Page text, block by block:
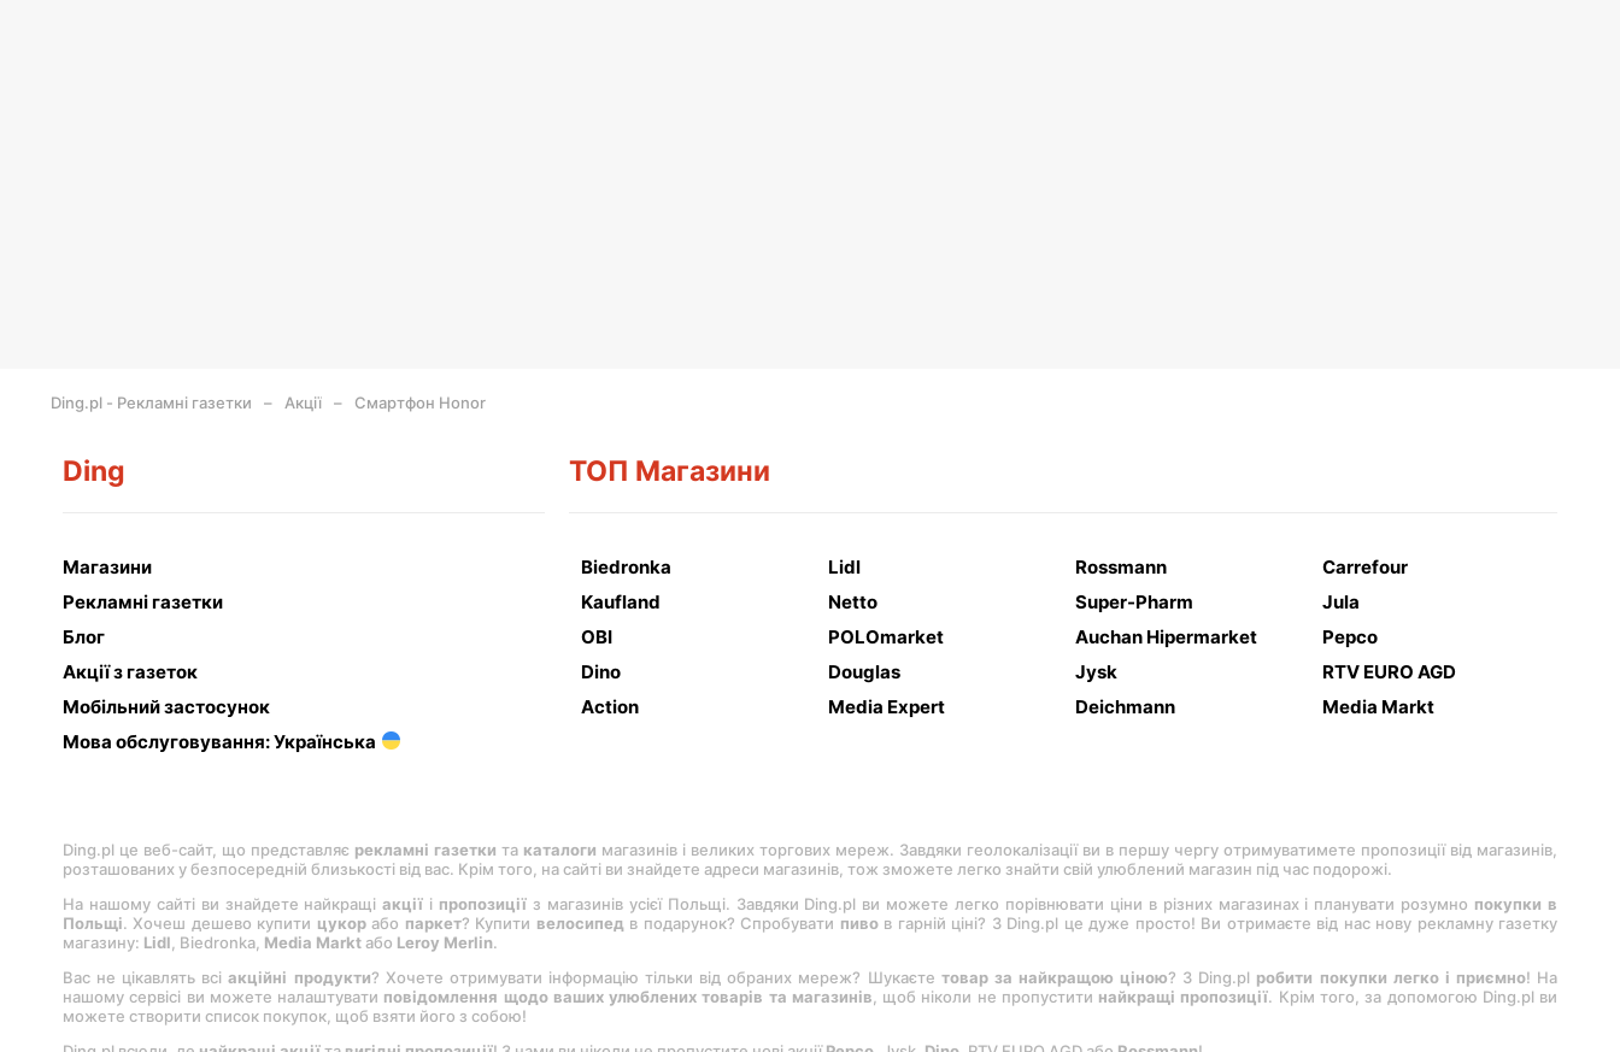
Ding.pl - Рекламні газетки Акції Смартфон Honor
Ding
Магазини
Рекламні газетки
Блог
Акції з газеток
Мобільний застосунок
Мова обслуговування: Українська
ТОП Магазини
Biedronka Lidl Rossmann
Carrefour
Kaufland
Netto Super-Pharm
Jula
OBI
POLOmarket Auchan Hipermarket
Pepco
Dino
Douglas Jysk
RTV EURO AGD
Action
Media Expert Deichmann Media Markt
Ding.pl це веб-сайт, що представляє рекламні газетки та каталоги магазинів і великих торгових мереж. Завдяки геолокалізації ви в першу чергу отримуватимете пропозиції від магазинів,
розташованих у безпосередній близькості від вас. Крім того, на сайті ви знайдете адреси магазинів, тож зможете легко знайти свій улюблений магазин під час подорожі.
На нашому сайті ви знайдете найкращіакції і пропозиції з магазинів усієї Польщі. Завдяки Ding.pl ви можете легко порівнювати ціни в різних магазинах і планувати розумно покупки в
Польщі. Хочеш дешево купити цукорабо паркет? Купити велосипедв подарунок? Спробувати пивов гарній ціні? З Ding.pl це дуже просто! Ви отримаєте від нас нову рекламну газетку
магазину: Lіdl, Bіedronka, Medіa Markt або Leroy Merlіn.
Вас не цікавлять всіакційні продукти? Хочете отримувати інформацію тільки від обраних мереж? Шукаєте товар за найкращою ціною? З Ding.pl робити покупки легко і приємно! На
нашому сервісі ви можете налаштувати повідомлення щодо ваших улюблених товарів та магазинів, щоб ніколи не пропустити найкращі пропозиції. Крім того, за допомогою Ding.pl ви
можете створити список покупок, щоб взяти його з собою!